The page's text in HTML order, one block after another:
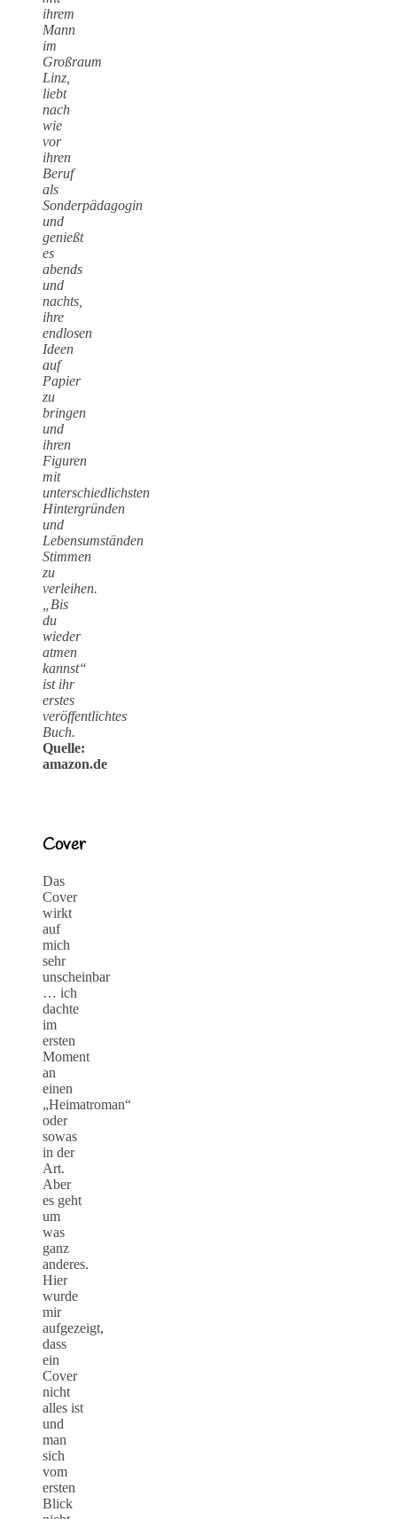
ihrem
Mann
im
Großraum
Linz,
liebt
nach
wie
vor
ihren
Beruf
als
Sonderpädagogin
und
genießt
es
abends
und
nachts,
ihre
endlosen
Ideen
auf
Papier
zu
bringen
und
ihren
Figuren
mit
unterschiedlichsten
Hintergründen
und
Lebensumständen
Stimmen
zu
verleihen.
„Bis
du
wieder
atmen
kannst“
ist ihr
erstes
veröffentlichtes
Buch.
Quelle:
amazon.de
Cover
Das
Cover
wirkt
auf
mich
sehr
unscheinbar
… ich
dachte
im
ersten
Moment
an
einen
„Heimatroman“
oder
sowas
in der
Art.
Aber
es geht
um
was
ganz
anderes.
Hier
wurde
mir
aufgezeigt,
dass
ein
Cover
nicht
alles ist
und
man
sich
vom
ersten
Blick